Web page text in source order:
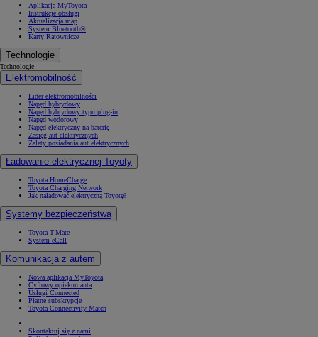
Aplikacja MyToyota
Instrukcje obsługi
Aktualizacja map
System Bluetooth®
Karty Ratownicze
Technologie
Technologie
Elektromobilność
Lider elektromobilności
Napęd hybrydowy
Napęd hybrydowy typu plug-in
Napęd wodorowy
Napęd elektryczny na baterię
Zasięg aut elektrycznych
Zalety posiadania aut elektrycznych
Ładowanie elektrycznej Toyoty
Toyota HomeCharge
Toyota Charging Network
Jak naładować elektryczną Toyotę?
Systemy bezpieczeństwa
Toyota T-Mate
System eCall
Komunikacja z autem
Nowa aplikacja MyToyota
Cyfrowy opiekun auta
Usługi Connected
Płatne subskrypcje
Toyota Connectivity Match
Skontaktuj się z nami